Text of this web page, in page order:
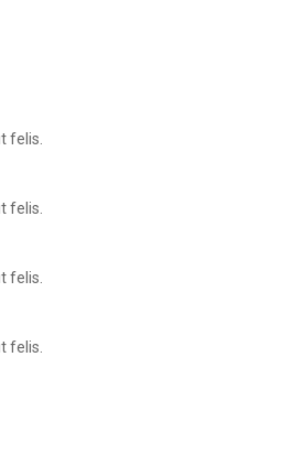
felis.
felis.
felis.
felis.